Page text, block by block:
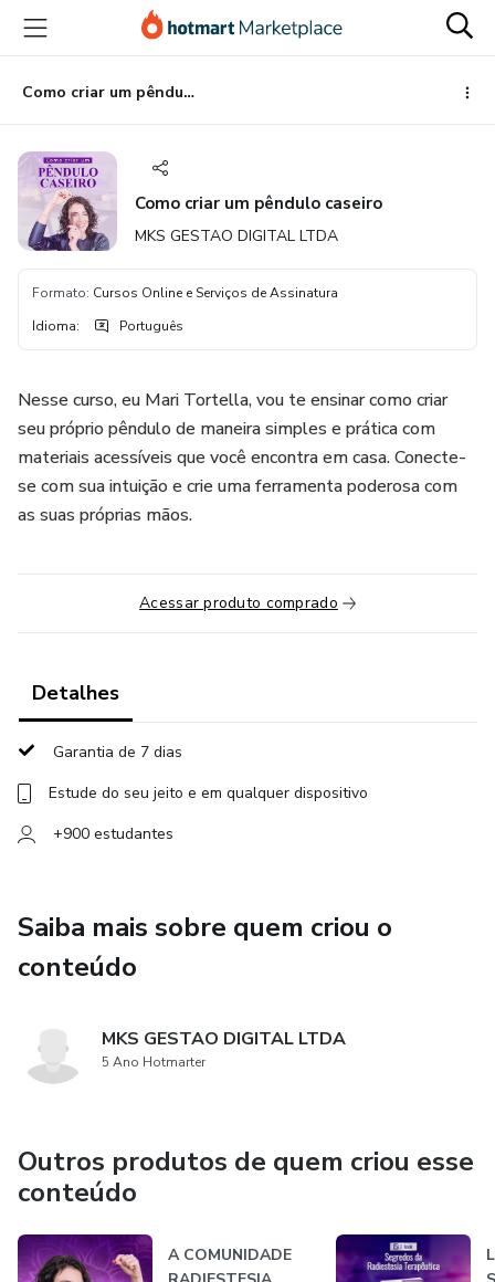
para
conteúdo
principal
para
pagamento
para
rodapé
Como criar um pêndulo caseiro
Como criar um pêndulo caseiro
MKS GESTAO DIGITAL LTDA
Formato: Cursos Online e Serviços de Assinatura
Idioma: Português
Nesse curso, eu Mari Tortella, vou te ensinar como criar
seu próprio pêndulo de maneira simples e prática com
materiais acessíveis que você encontra em casa. Conecte-
se com sua intuição e crie uma ferramenta poderosa com
as suas próprias mãos.
Acessar produto comprado
Detalhes
Garantia de 7 dias
Estude do seu jeito e em qualquer dispositivo
+900 estudantes
Saiba mais sobre quem criou o
conteúdo
MKS GESTAO DIGITAL LTDA
5 Ano Hotmarter
Outros produtos de quem criou esse
conteúdo
A COMUNIDADE